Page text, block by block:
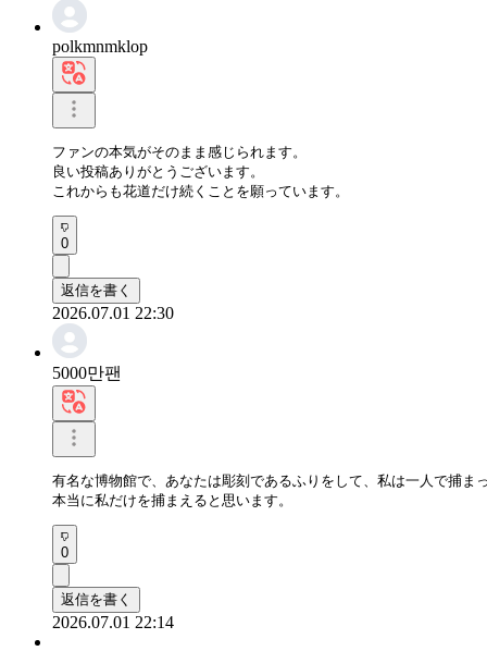
polkmnmklop
ファンの本気がそのまま感じられます。
良い投稿ありがとうございます。
これからも花道だけ続くことを願っています。
0
返信を書く
2026.07.01 22:30
5000만팬
有名な博物館で、あなたは彫刻であるふりをして、私は一人で捕ま
本当に私だけを捕まえると思います。
0
返信を書く
2026.07.01 22:14